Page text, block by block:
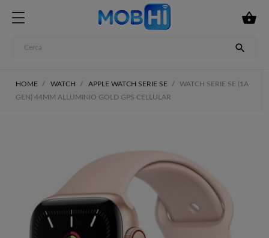


HOME WATCH APPLE WATCH SERIE SE
WATCH SERIE SE (1A
GEN) 44MM ALLUMINIO GOLD GPS CELLULAR